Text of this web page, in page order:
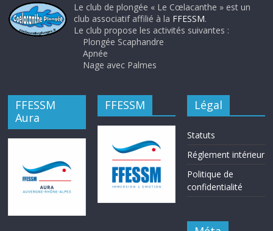
Le club de plongée « Le Cœlacanthe » est un
club associatif affilié à la FFESSM.
Le club propose les activités suivantes :
Plongée Scaphandre
Apnée
Nage avec Palmes
FFESSM
Aura
FFESSM Légal
Statuts
Réglement intérieur
Politique de
confidentialité